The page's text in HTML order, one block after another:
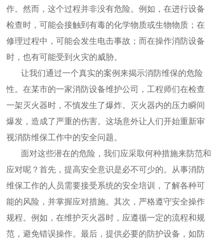
作。然而，这个过程并非没有危险。例如，在进行设备
检查时，可能会接触到有毒的化学物质或生物物质；在
修理过程中，可能会发生电击事故；而在操作消防设备
时，也有可能受到火灾的威胁。
让我们通过一个真实的案例来揭示消防维保的危险
性。在某市的一家消防设备维护公司，工程师们在检查
一架灭火器时，不慎发生了爆炸。灭火器内的压力瞬间
爆发，造成了严重的伤害。这场意外让人们开始重新审
视消防维保工作中的安全问题。
面对这些潜在的危险，我们应采取何种措施来防范和
应对呢？首先，提高安全意识是必不可少的。从事消防
维保工作的人员需要接受系统的安全培训，了解各种可
能的风险，并掌握应对措施。其次，严格遵守安全操作
规程。例如，在维护灭火器时，应遵循一定的流程和规
范，避免错误操作。最后，提供必要的防护设备，如防